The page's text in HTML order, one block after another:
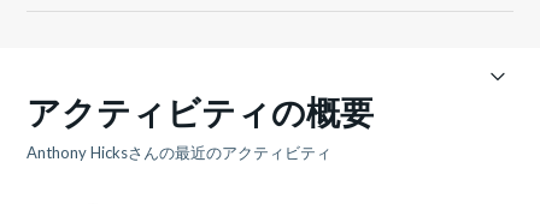
アクティビティの概要
Anthony Hicksさんの最近のアクティビティ